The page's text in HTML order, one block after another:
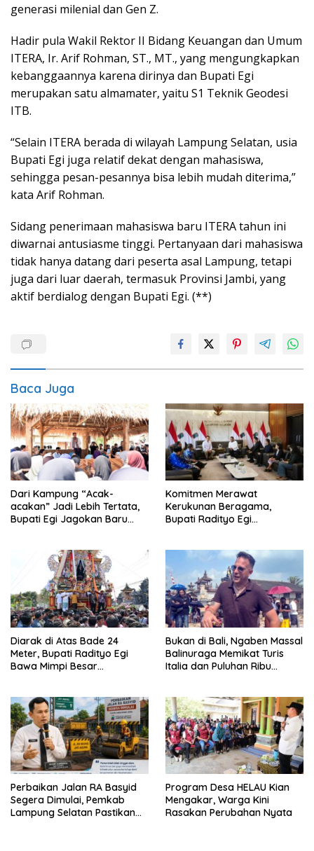
generasi milenial dan Gen Z.
Hadir pula Wakil Rektor II Bidang Keuangan dan Umum
ITERA, Ir. Arif Rohman, ST., MT., yang mengungkapkan
kebanggaannya karena dirinya dan Bupati Egi
merupakan satu almamater, yaitu S1 Teknik Geodesi
ITB.
“Selain ITERA berada di wilayah Lampung Selatan, usia
Bupati Egi juga relatif dekat dengan mahasiswa,
sehingga pesan-pesannya bisa lebih mudah diterima,”
kata Arif Rohman.
Sidang penerimaan mahasiswa baru ITERA tahun ini
diwarnai antusiasme tinggi. Pertanyaan dari mahasiswa
tidak hanya datang dari peserta asal Lampung, tetapi
juga dari luar daerah, termasuk Provinsi Jambi, yang
aktif berdialog dengan Bupati Egi. (**)
Baca Juga
Dari Kampung “Acak-
acakan” Jadi Lebih Tertata,
Bupati Egi Jagokan Baru
Komitmen Merawat
Kerukunan Beragama,
Bupati Radityo Egi
Lampung
Diarak di Atas Bade 24
Meter, Bupati Radityo Egi
Bawa Mimpi Besar
Bukan di Bali, Ngaben Massal
Balinuraga Memikat Turis
Italia dan Puluhan Ribu
Perbaikan Jalan RA Basyid
Segera Dimulai, Pemkab
Lampung Selatan Pastikan
Program Desa HELAU Kian
Mengakar, Warga Kini
Rasakan Perubahan Nyata